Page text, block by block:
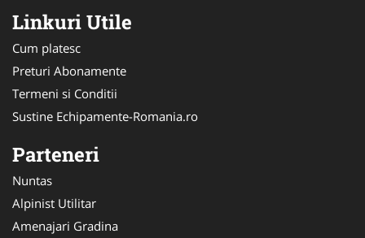
Linkuri Utile
Cum platesc
Preturi Abonamente
Termeni si Conditii
Sustine Echipamente-Romania.ro
Parteneri
Nuntas
Alpinist Utilitar
Amenajari Gradina